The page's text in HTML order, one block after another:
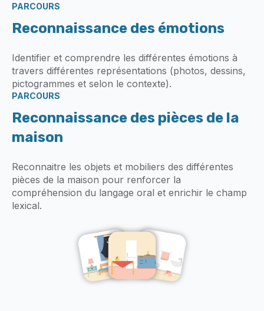
PARCOURS
Reconnaissance des émotions
Identifier et comprendre les différentes émotions à
travers différentes représentations (photos, dessins,
pictogrammes et selon le contexte).
PARCOURS
Reconnaissance des pièces de la
maison
Reconnaitre les objets et mobiliers des différentes
pièces de la maison pour renforcer la
compréhension du langage oral et enrichir le champ
lexical.